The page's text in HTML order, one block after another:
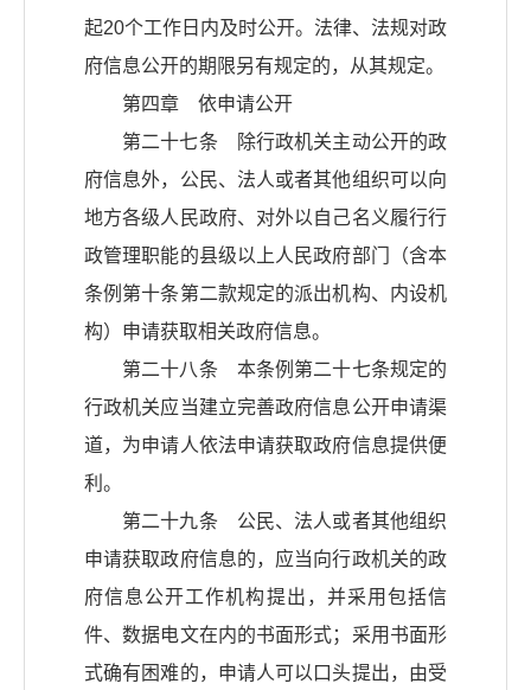
起20个工作日内及时公开。法律、法规对政
府信息公开的期限另有规定的，从其规定。
第四章 依申请公开
第二十七条 除行政机关主动公开的政
府信息外，公民、法人或者其他组织可以向
地方各级人民政府、对外以自己名义履行行
政管理职能的县级以上人民政府部门（含本
条例第十条第二款规定的派出机构、内设机
构）申请获取相关政府信息。
第二十八条 本条例第二十七条规定的
行政机关应当建立完善政府信息公开申请渠
道，为申请人依法申请获取政府信息提供便
利。
第二十九条 公民、法人或者其他组织
申请获取政府信息的，应当向行政机关的政
府信息公开工作机构提出，并采用包括信
件、数据电文在内的书面形式；采用书面形
式确有困难的，申请人可以口头提出，由受